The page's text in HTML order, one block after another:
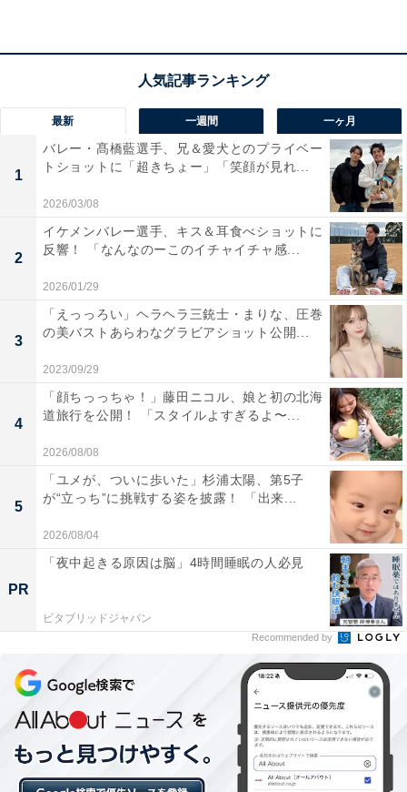
最新 一週間 一ヶ月
1
バレー・髙橋藍選手、兄＆愛犬とのプライベー
トショットに「超きちょー」「笑顔が見れ...
2026/03/08
2
イケメンバレー選手、キス＆耳食べショットに
反響！ 「なんなのーこのイチャイチャ感...
2026/01/29
3
「えっっろい」ヘラヘラ三銃士・まりな、圧巻
の美バストあらわなグラビアショット公開...
2023/09/29
4
「顔ちっっちゃ！」藤田ニコル、娘と初の北海
道旅行を公開！ 「スタイルよすぎるよ〜...
2026/08/08
5
「ユメが、ついに歩いた」杉浦太陽、第5子
が“立っち”に挑戦する姿を披露！ 「出来...
2026/08/04
PR
「夜中起きる原因は脳」4時間睡眠の人必見
ビタブリッドジャパン
Recommended by